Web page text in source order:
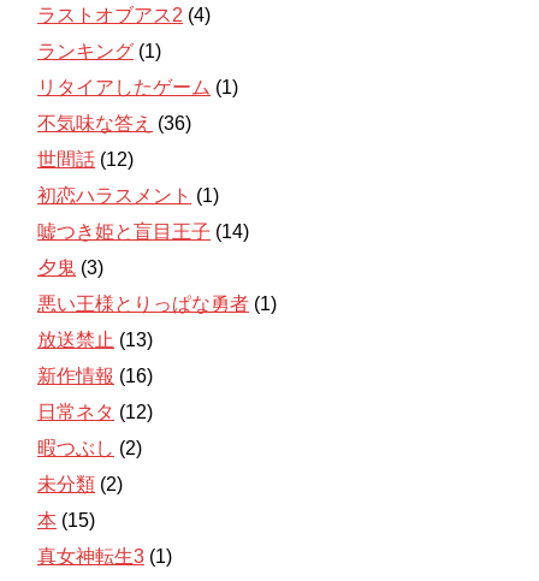
ラストオブアス2 (4)
ランキング (1)
リタイアしたゲーム (1)
不気味な答え (36)
世間話 (12)
初恋ハラスメント (1)
嘘つき姫と盲目王子 (14)
夕鬼 (3)
悪い王様とりっぱな勇者 (1)
放送禁止 (13)
新作情報 (16)
日常ネタ (12)
暇つぶし (2)
未分類 (2)
本 (15)
真女神転生3 (1)